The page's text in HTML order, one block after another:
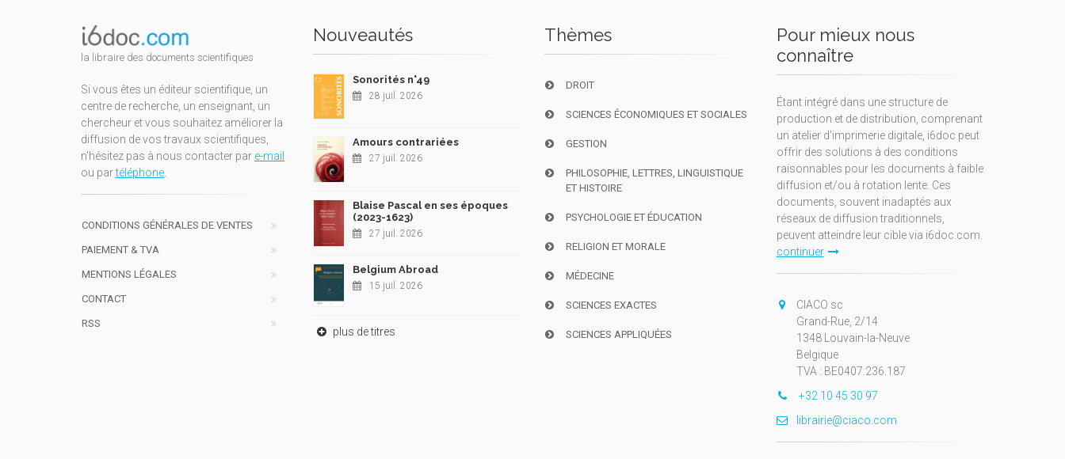
la libraire des documents scientifiques
Si vous êtes un éditeur scientifique, un
centre de recherche, un enseignant, un
chercheur et vous souhaitez améliorer la
diffusion de vos travaux scientifiques,
n'hésitez pas à nous contacter par e-mail
ou partéléphone.
CONDITIONS GÉNÉRALES DE VENTES
PAIEMENT & TVA
MENTIONS LÉGALES
CONTACT
RSS
Nouveautés
Sonorités n°49
28 juil. 2026
Amours contrariées
27 juil. 2026
Blaise Pascal en ses époques
(2023-1623)
27 juil. 2026
Belgium Abroad
15 juil. 2026
plus de titres
Thèmes
DROIT
SCIENCES ÉCONOMIQUES ET SOCIALES
GESTION
PHILOSOPHIE, LETTRES, LINGUISTIQUE
ET HISTOIRE
PSYCHOLOGIE ET ÉDUCATION
RELIGION ET MORALE
MÉDECINE
SCIENCES EXACTES
SCIENCES APPLIQUÉES
Pour mieux nous
connaître
Étant intégré dans une structure de
production et de distribution, comprenant
un atelier d'imprimerie digitale, i6doc peut
offrir des solutions à des conditions
raisonnables pour les documents à faible
diffusion et/ou à rotation lente. Ces
documents, souvent inadaptés aux
réseaux de diffusion traditionnels,
peuvent atteindre leur cible via i6doc.com.
continuer
CIACO sc
Grand-Rue, 2/14
1348 Louvain-la-Neuve
Belgique
TVA : BE0407.236.187
+32 10 45 30 97
librairie@ciaco.com